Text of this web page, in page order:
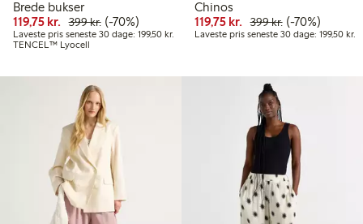
Brede bukser
119,75 kr. Nedsat pris: 119,75 kr.
399 kr.Normalpris: 399,00 kr.
70 % rabat
(-70%)
Laveste pris seneste 30 dage: 199,50 kr. Laveste pris seneste 30 dage: 199,50 kr.
TENCEL™ Lyocell
Chinos
119,75 kr. Nedsat pris: 119,75
399 kr.Normalpris:
70 % rabat
(-70%)
Laveste pris seneste 30 dage: 199,50 kr.